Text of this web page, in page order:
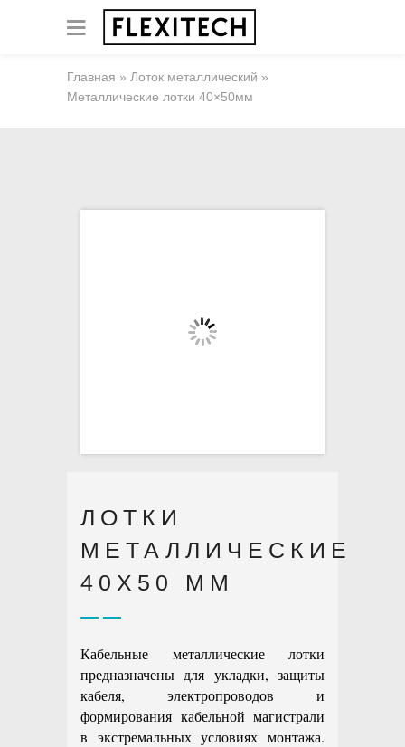
Главная » Лоток металлический »
Металлические лотки 40×50мм
ЛОТКИ
МЕТАЛЛИЧЕСКИЕ
40X50 ММ
Кабельные металлические лотки
предназначены для укладки, защиты
кабеля, электропроводов и
формирования кабельной магистрали
в экстремальных условиях монтажа.